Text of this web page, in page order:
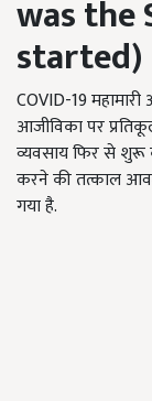
was the
started)
COVID-19
आजीविका पर
व्यवसाय फिर से शुरू
करने की तत्काल
गया है.